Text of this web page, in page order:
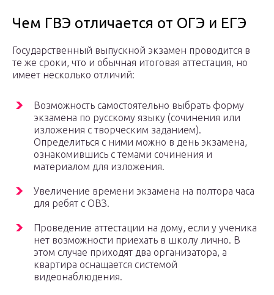
Чем ГВЭ отличается от ОГЭ и ЕГЭ
Государственный выпускной экзамен проводится в
те же сроки, что и обычная итоговая аттестация, но
имеет несколько отличий:
Возможность самостоятельно выбрать форму
экзамена по русскому языку (сочинения или
изложения с творческим заданием).
Определиться с ними можно в день экзамена,
ознакомившись с темами сочинения и
материалом для изложения.
Увеличение времени экзамена на полтора часа
для ребят с ОВЗ.
Проведение аттестации на дому, если у ученика
нет возможности приехать в школу лично. В
этом случае приходят два организатора, а
квартира оснащается системой
видеонаблюдения.